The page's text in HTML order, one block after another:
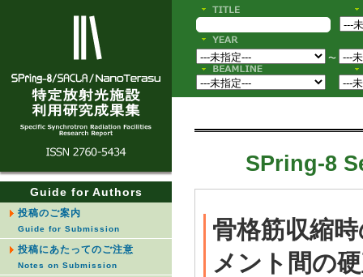
Guide for Authors
投稿のご案内
Guide for Submission
投稿にあたってのご注意
Notes on Submission
〜
SPring-8
骨格筋収縮
メント間の